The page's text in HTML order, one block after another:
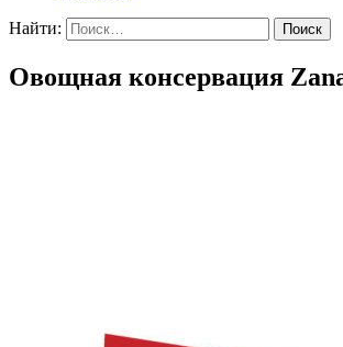
Найти:
Овощная консервация